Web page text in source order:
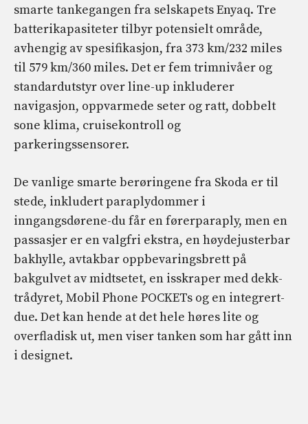
smarte tankegangen fra selskapets Enyaq. Tre
batterikapasiteter tilbyr potensielt område,
avhengig av spesifikasjon, fra 373 km/232 miles
til 579 km/360 miles. Det er fem trimnivåer og
standardutstyr over line-up inkluderer
navigasjon, oppvarmede seter og ratt, dobbelt
sone klima, cruisekontroll og
parkeringssensorer.
De vanlige smarte berøringene fra Skoda er til
stede, inkludert paraplydommer i
inngangsdørene-du får en førerparaply, men en
passasjer er en valgfri ekstra, en høydejusterbar
bakhylle, avtakbar oppbevaringsbrett på
bakgulvet av midtsetet, en isskraper med dekk-
trådyret, Mobil Phone POCKETs og en integrert-
due. Det kan hende at det hele høres lite og
overfladisk ut, men viser tanken som har gått inn
i designet.